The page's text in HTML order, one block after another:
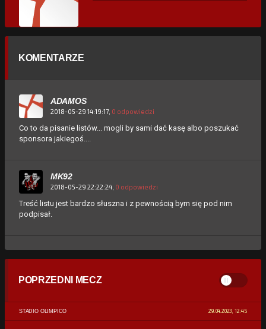
KOMENTARZE
ADAMOS
2018-05-29 14:19:17, 0 odpowiedzi
Co to da pisanie listów... mogli by sami dać kasę albo poszukać
sponsora jakiegoś....
MK92
2018-05-29 22:22:24, 0 odpowiedzi
Treść listu jest bardzo słuszna i z pewnością bym się pod nim
podpisał.
POPRZEDNI MECZ
STADIO OLIMPICO 29.04.2023, 12:45